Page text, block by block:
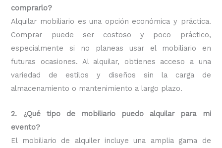
comprarlo?
Alquilar mobiliario es una opción económica y práctica.
Comprar puede ser costoso y poco práctico,
especialmente si no planeas usar el mobiliario en
futuras ocasiones. Al alquilar, obtienes acceso a una
variedad de estilos y diseños sin la carga de
almacenamiento o mantenimiento a largo plazo.
2. ¿Qué tipo de mobiliario puedo alquilar para mi
evento?
El mobiliario de alquiler incluye una amplia gama de